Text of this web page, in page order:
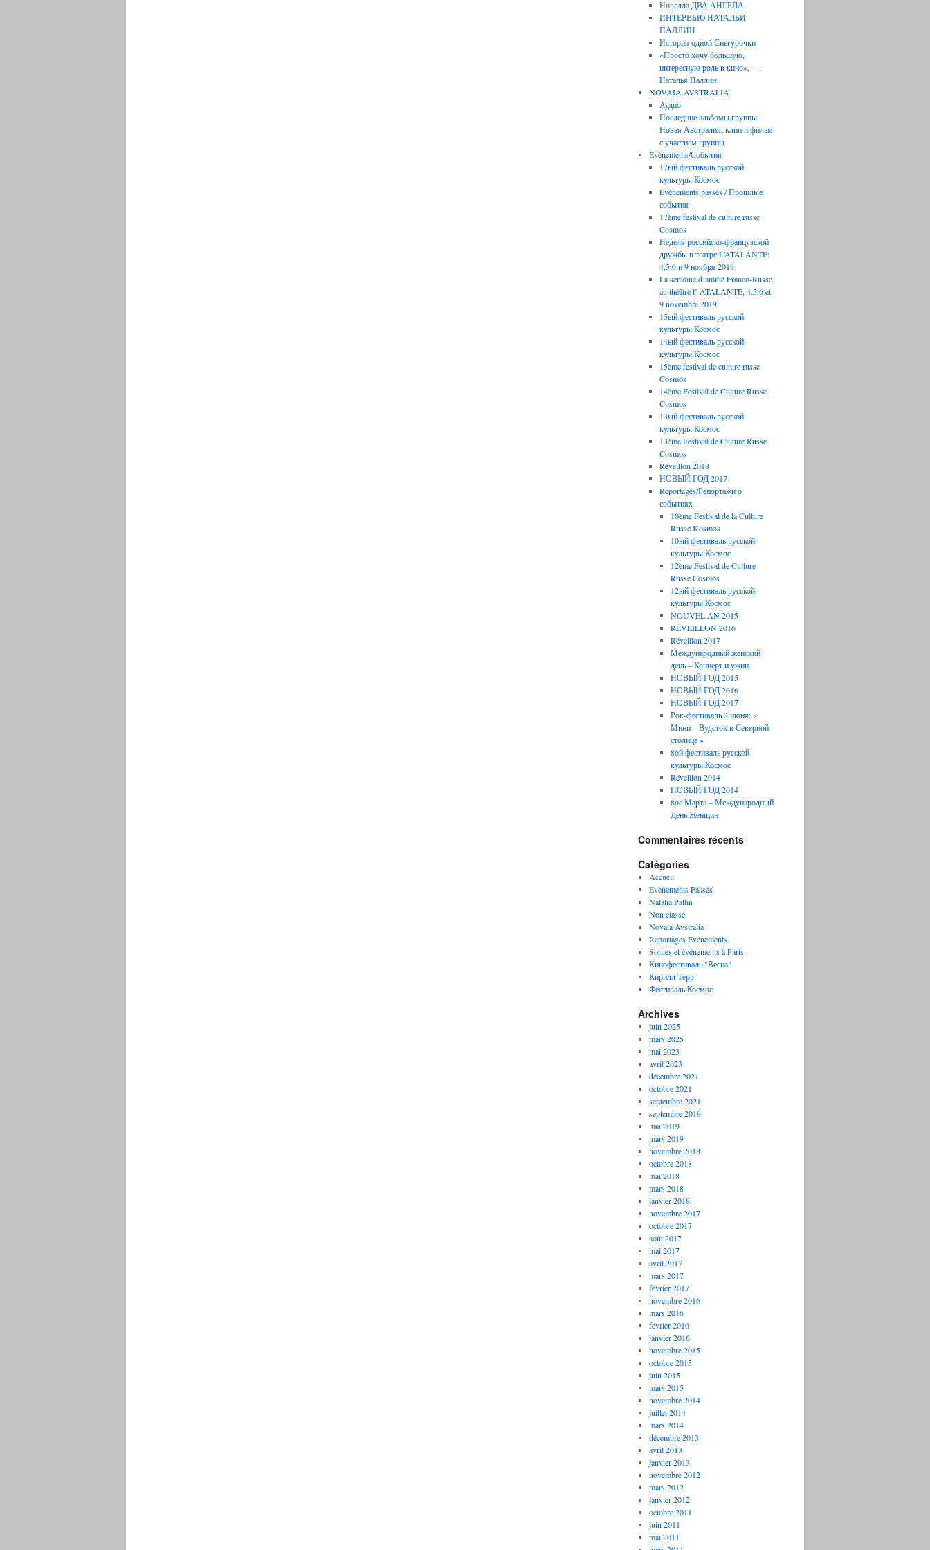
Новелла ДВА АНГЕЛА
ИНТЕРВЬЮ НАТАЛЬИ
ПАЛЛИН
История одной Снегурочки
«Просто хочу большую,
интересную роль в кино», —
Наталья Паллин
NOVAIA AVSTRALIA
Аудио
Последние aльбомы группы
Новая Австралия, клип и фильм
с участием группы
Evènements/События
17ый фестиваль русской
культуры Космос
Evènements passés / Прошлые
события
17ème festival de culture russe
Cosmos
Неделя российско-французской
дружбы в театре L’ATALANTE:
4,5,6 и 9 ноября 2019
La semaine d’amitié Franco-Russe,
au théâtre l’ ATALANTE, 4,5,6 et
9 novembre 2019
15ый фестиваль русской
культуры Космос
14ый фестиваль русской
культуры Космос
15ème festival de culture russe
Cosmos
14ème Festival de Culture Russe
Cosmos
13ый фестиваль русской
культуры Космос
13ème Festival de Culture Russe
Cosmos
Réveillon 2018
НОВЫЙ ГОД 2017
Reportages/Репортажи о
событиях
10ème Festival de la Culture
Russe Kosmos
10ый фестиваль русской
культуры Космос
12ème Festival de Culture
Russe Cosmos
12ый фестиваль русской
культуры Космос
NOUVEL AN 2015
RÉVEILLON 2016
Réveillon 2017
Международный женский
день – Концерт и ужин
НОВЫЙ ГОД 2015
НОВЫЙ ГОД 2016
НОВЫЙ ГОД 2017
Рок-фестиваль 2 июня: «
Мини – Вудсток в Северной
столице »
8ой фестиваль русской
культуры Космос
Réveillon 2014
НОВЫЙ ГОД 2014
8ое Марта – Международный
День Женщин
Commentaires récents
Catégories
Accueil
Evènements Passés
Natalia Pallin
Non classé
Novaia Avstralia
Reportages Evénements
Sorties et événements à Paris
Кинофестиваль "Весна"
Кирилл Терр
Фестиваль Космос
Archives
juin 2025
mars 2025
mai 2023
avril 2023
décembre 2021
octobre 2021
septembre 2021
septembre 2019
mai 2019
mars 2019
novembre 2018
octobre 2018
mai 2018
mars 2018
janvier 2018
novembre 2017
octobre 2017
août 2017
mai 2017
avril 2017
mars 2017
février 2017
novembre 2016
mars 2016
février 2016
janvier 2016
novembre 2015
octobre 2015
juin 2015
mars 2015
novembre 2014
juillet 2014
mars 2014
décembre 2013
avril 2013
janvier 2013
novembre 2012
mars 2012
janvier 2012
octobre 2011
juin 2011
mai 2011